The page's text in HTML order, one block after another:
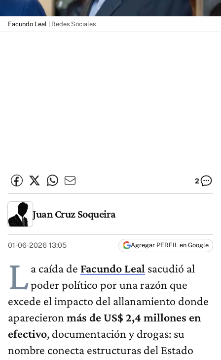
Facundo Leal | Redes Sociales
2
Juan Cruz Soqueira
01-06-2026 13:05 Agregar PERFIL en Google
La caída de Facundo Leal sacudió al
poder político por una razón que
excede el impacto del allanamiento donde
aparecieron más de US$ 2,4 millones en
efectivo, documentación y drogas: su
nombre conecta estructuras del Estado